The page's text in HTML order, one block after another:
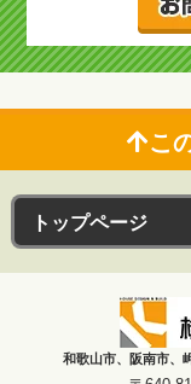
こ
和歌山市、阪南市、